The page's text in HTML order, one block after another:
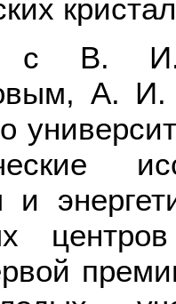
с В.
А. И.
и